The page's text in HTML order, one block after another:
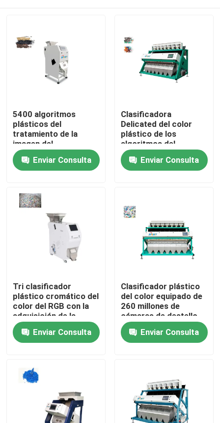
Sobre nosotros
Contactos
Productos
Clasificador del color del arroz
clasificador del color del grano
Clasificador del color del trigo
clasificador del color del anacardo
Los granos de café colorean el clasificador
Clasificador del color de la especia
5400 algoritmos
plásticos del
tratamiento de la
imagen del
clasificador del color
de los pixeles
Enviar Consulta
Clasificadora
Delicated del color
plástico de los
algoritmos del
tratamiento de la
imagenEnviar Consulta
Tri clasificador
plástico cromático del
color del RGB con la
adquisición de la
imagen del CCD
Enviar Consulta
Clasificador plástico
del color equipado de
260 millones de
cámaras de destello
olográficas del pixel
Enviar Consulta